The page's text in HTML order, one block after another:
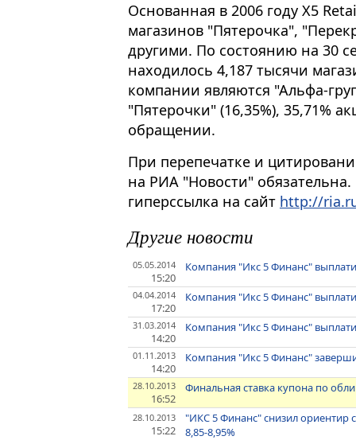
Основанная в 2006 году X5
магазинов "Пятерочка",
другими. По состоянию на 30
находилось 4,187 тысячи
компании являются "Альфа-
"Пятерочки" (16,35%), 35,71%
обращении.
При перепечатке и
на РИА "Новости"
гиперссылка на сайт http://
Другие новости
05.05.2014
15:20
Компания "Икс 5 Финанс"
04.04.2014
17:20
Компания "Икс 5 Финанс"
31.03.2014
14:20
Компания "Икс 5 Финанс"
01.11.2013
14:20
Компания "Икс 5 Финанс"
28.10.2013
16:52
Финальная ставка купона по
28.10.2013
15:22
"ИКС 5 Финанс" снизил ориентир
8,85-8,95%